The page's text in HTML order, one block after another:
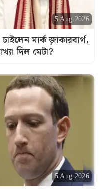
5 Aug 2026
মার্ক জ়াকারবার্গ,
দিল মেটা?
5 Aug 2026